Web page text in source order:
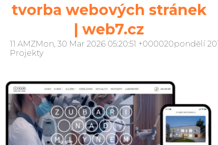
Vytvoření webové
prezentace Nadace Ivana
tvorba webových stránek
| web7.cz
11 AMZMon, 30 Mar 2026 05:20:51 +000020pondělí
Projekty